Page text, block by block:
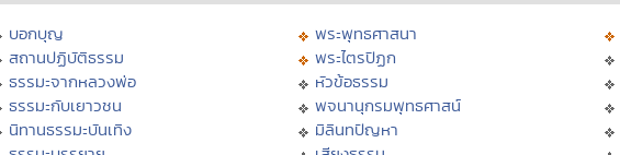
บอกบุญ
สถานปฏิบัติธรรม
ธรรมะจากหลวงพ่อ
ธรรมะกับเยาวชน
นิทานธรรมะบันเทิง
พระพุทธศาสนา
พระไตรปิฏก
หัวข้อธรรม
พจนานุกรมพุทธศาสน์
มิลินทปัญหา